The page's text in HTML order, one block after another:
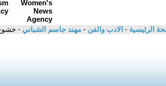
الرئيسية - الادب والفن - مهند جاسم الشباني -